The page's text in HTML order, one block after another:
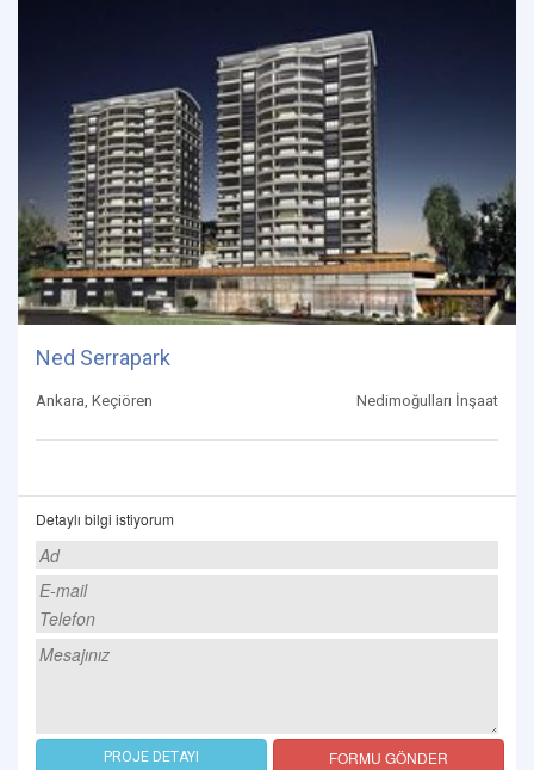
Ned Serrapark
Ankara, Keçiören Nedimoğulları İnşaat
Detaylı bilgi istiyorum
PROJE DETAYI FORMU GÖNDER